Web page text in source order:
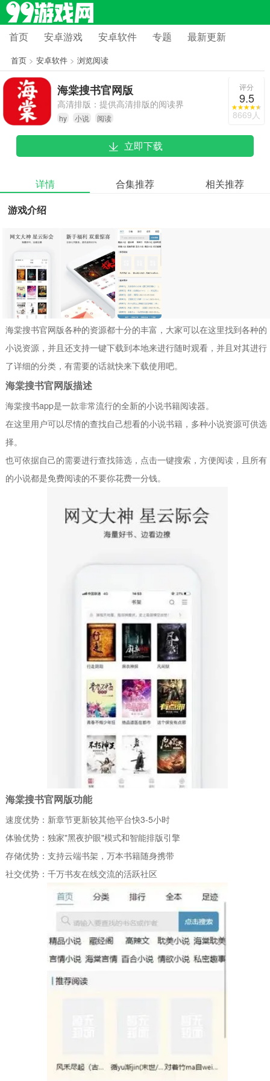
首页 安卓游戏 安卓软件 专题 最新更新
首页> 安卓软件> 浏览阅读
海棠搜书官网版
高清排版：提供高清排版的阅读界
面，支持多种阅读模式（如夜间模
式、护眼模式）。
hy 小说 阅读
评分
9.5
8669人
立即下载
详情 合集推荐
相关推荐
游戏介绍
海棠搜书官网版各种的资源都十分的丰富，大家可以在这里找到各种的
小说资源，并且还支持一键下载到本地来进行随时观看，并且对其进行
了详细的分类，有需要的话就快来下载使用吧。
海棠搜书官网版描述
海棠搜书app是一款非常流行的全新的小说书籍阅读器。
在这里用户可以尽情的查找自己想看的小说书籍，多种小说资源可供选
择。
也可依据自己的需要进行查找筛选，点击一键搜索，方便阅读，且所有
的小说都是免费阅读的不要你花费一分钱。
海棠搜书官网版功能
速度优势：新章节更新较其他平台快3-5小时
体验优势：独家"黑夜护眼"模式和智能排版引擎
存储优势：支持云端书架，万本书籍随身携带
社交优势：千万书友在线交流的活跃社区